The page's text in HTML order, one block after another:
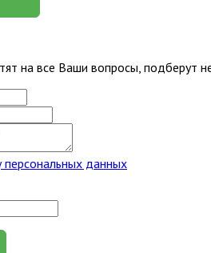
на все Ваши вопросы, подберут
персональных данных